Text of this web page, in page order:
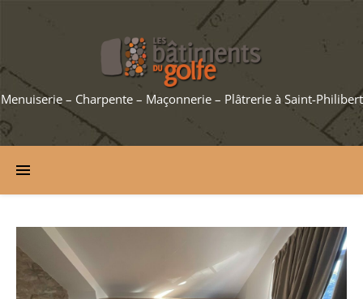
Menuiserie – Charpente – Maçonnerie – Plâtrerie à Saint-Philibert